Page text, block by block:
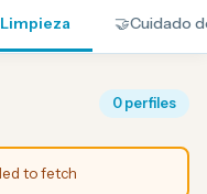
Limpieza 🤝Cuidado
0 perfiles
to fetch